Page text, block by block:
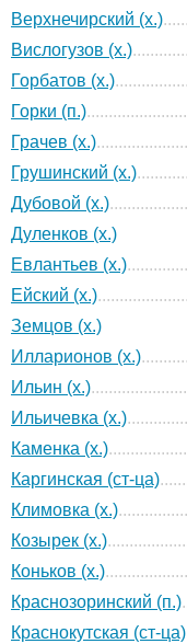
Верхнечирский (х.)
Вислогузов (х.)
Горбатов (х.)
Горки (п.)
Грачев (х.)
Грушинский (х.)
Дубовой (х.)
Дуленков (х.)
Евлантьев (х.)
Ейский (х.)
Земцов (х.)
Илларионов (х.)
Ильин (х.)
Ильичевка (х.)
Каменка (х.)
Каргинская (ст-ца)
Климовка (х.)
Козырек (х.)
Коньков (х.)
Краснозоринский (п.)
Краснокутская (ст-ца)